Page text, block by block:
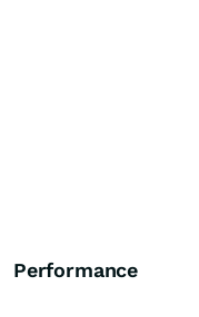
Performance